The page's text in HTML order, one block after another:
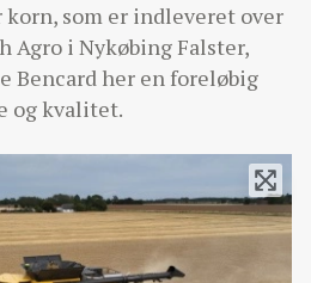
korn, som er indleveret over
Agro i Nykøbing Falster,
Bencard her en foreløbig
og kvalitet.